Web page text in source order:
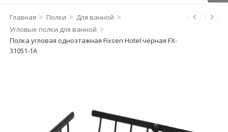
Главная > Полки > Для ванной >
Угловые полки для ванной >
Полка угловая одноэтажная Fixsen Hotel черная FX-
31051-1A